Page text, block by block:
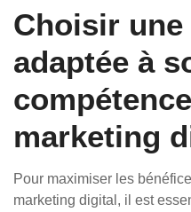
Choisir
adaptée à
marketing
Pour maximiser les
marketing digital, il est